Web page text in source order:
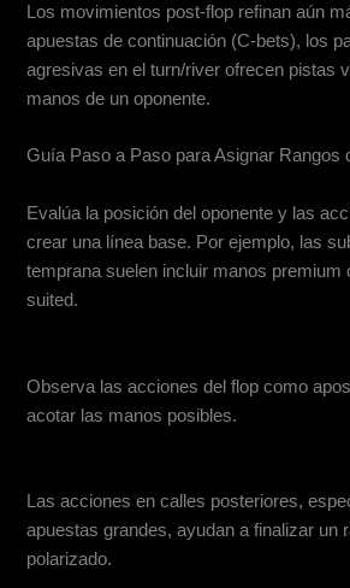
Los movimientos post-flop refinan aún
apuestas de continuación (C-bets), los
agresivas en el turn/river ofrecen pistas
manos de un oponente.
Guía Paso a Paso para Asignar Rangos
Evalúa la posición del oponente y las
crear una línea base. Por ejemplo, las
temprana suelen incluir manos premium
suited.
Observa las acciones del flop como
acotar las manos posibles.
Las acciones en calles posteriores,
apuestas grandes, ayudan a finalizar un
polarizado.